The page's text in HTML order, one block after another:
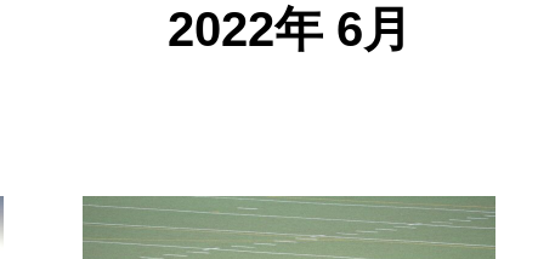
2022年 6月